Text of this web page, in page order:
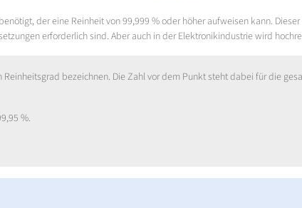
der eine Reinheit von 99,999 % oder höher aufweisen kann.
erforderlich sind. Aber auch in der Elektronikindustrie wird
Reinheitsgrad bezeichnen. Die Zahl vor dem Punkt steht dabei für die
%.